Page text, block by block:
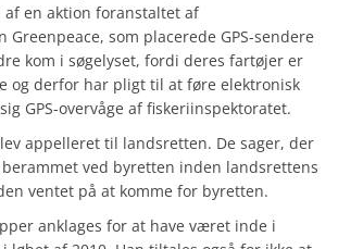
af en aktion foranstaltet af
Greenpeace, som placerede GPS-sendere
kom i søgelyset, fordi deres fartøjer er
og derfor har pligt til at føre elektronisk
GPS-overvåge af fiskeriinspektoratet.
appelleret til landsretten. De sager, der
ved byretten inden landsrettens
ventet på at komme for byretten.
anklages for at have været inde i